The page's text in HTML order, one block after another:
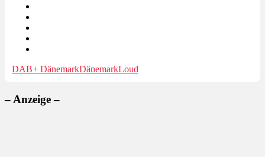
DAB+ DänemarkDänemarkLoud
– Anzeige –